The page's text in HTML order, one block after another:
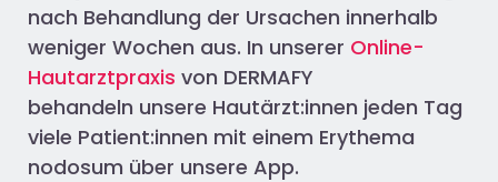
nach Behandlung der Ursachen innerhalb
weniger Wochen aus. In unserer Online-
Hautarztpraxis von DERMAFY
behandeln unsere Hautärzt:innen jeden Tag
viele Patient:innen mit einem Erythema
nodosum über unsere App.